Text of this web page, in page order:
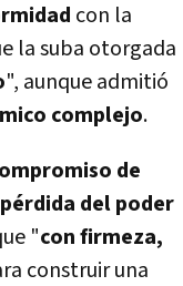
con la
la suba otorgada
", aunque admitió
complejo.
de
del poder
"con firmeza,
construir una